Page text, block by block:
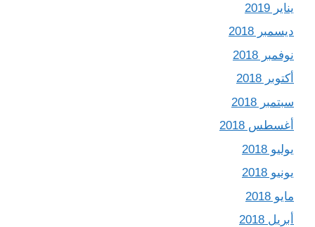
يناير 2019
ديسمبر 2018
نوفمبر 2018
أكتوبر 2018
سبتمبر 2018
أغسطس 2018
يوليو 2018
يونيو 2018
مايو 2018
أبريل 2018